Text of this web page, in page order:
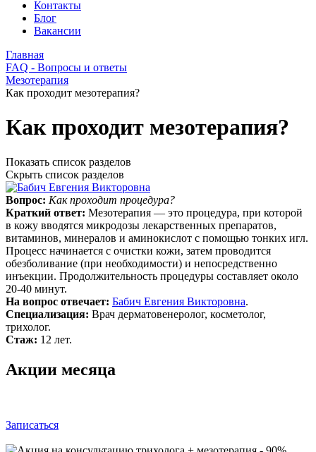
Контакты
Блог
Вакансии
Главная
FAQ - Вопросы и ответы
Мезотерапия
Как проходит мезотерапия?
Как проходит мезотерапия?
Показать список разделов
Скрыть список разделов
Вопрос: Как проходит процедура?
Краткий ответ: Мезотерапия — это процедура, при которой
в кожу вводятся микродозы лекарственных препаратов,
витаминов, минералов и аминокислот с помощью тонких игл.
Процесс начинается с очистки кожи, затем проводится
обезболивание (при необходимости) и непосредственно
инъекции. Продолжительность процедуры составляет около
20-40 минут.
На вопрос отвечает: Бабич Евгения Викторовна.
Специализация: Врач дерматовенеролог, косметолог,
трихолог.
Стаж: 12 лет.
Акции месяца
Записаться